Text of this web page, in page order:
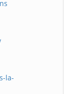
la-